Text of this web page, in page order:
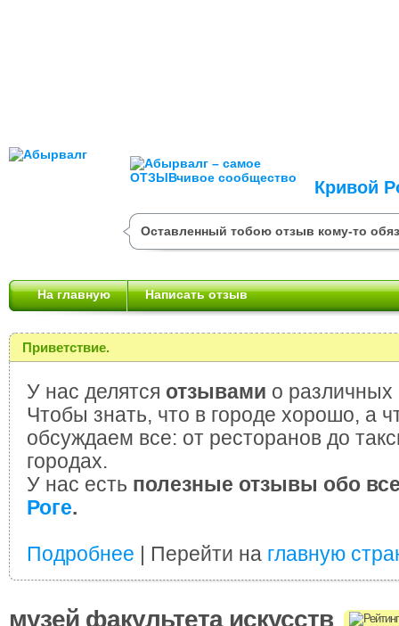
Кривой
Оставленный тобою отзыв кому-то
На главную Написать отзыв
Приветствие.
У нас делятся отзывами о различных
Чтобы знать, что в городе хорошо, а
обсуждаем все: от ресторанов до
городах.
У нас есть полезные отзывы обо
Роге.
Подробнее | Перейти на главную
музей факультета искусств